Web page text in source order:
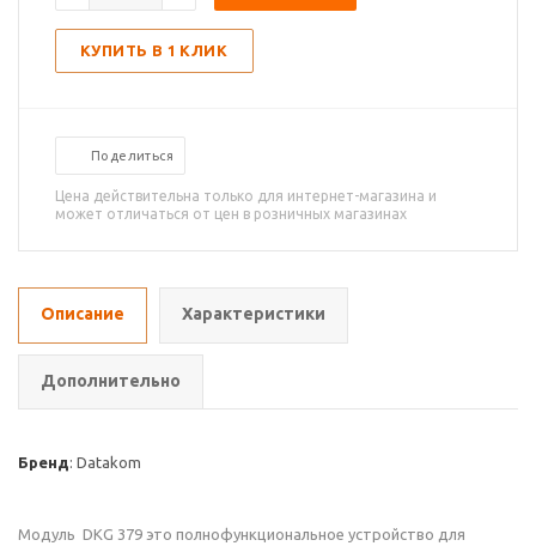
КУПИТЬ В 1 КЛИК
Поделиться
Цена действительна только для интернет-магазина и
может отличаться от цен в розничных магазинах
Описание Характеристики
Дополнительно
Бренд : Datakom
Модуль DKG 379 это полнофункциональное устройство для